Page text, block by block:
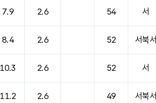
7.9 2.6 54 서
8.4 2.6 52 서북서
10.3 2.6 52 서
11.2 2.6 49 서북서